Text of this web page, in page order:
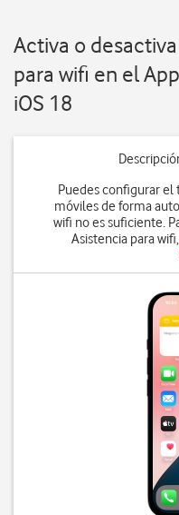
Activa o
para wifi en el
iOS 18
Puedes configurar
móviles de forma
wifi no es suficiente.
Asistencia para